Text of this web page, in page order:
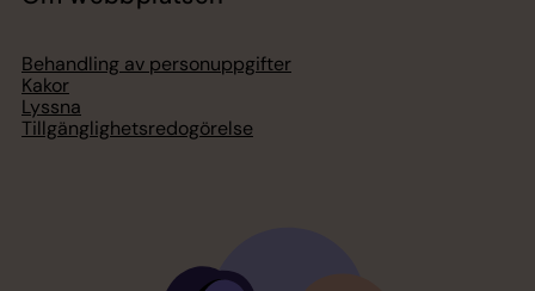
Behandling av personuppgifter
Kakor
Lyssna
Tillgänglighetsredogörelse